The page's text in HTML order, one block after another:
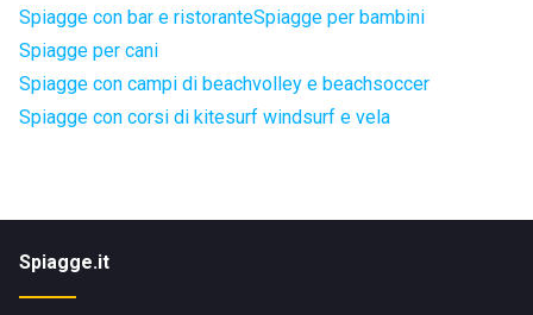
Spiagge con bar e ristoranteSpiagge per bambini
Spiagge per cani
Spiagge con campi di beachvolley e beachsoccer
Spiagge con corsi di kitesurf windsurf e vela
Spiagge.it